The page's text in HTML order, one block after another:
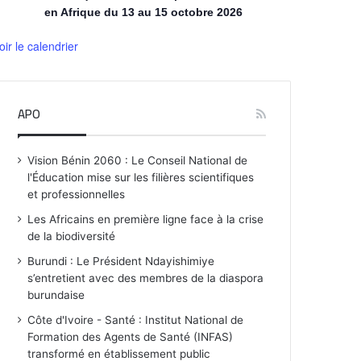
en Afrique du 13 au 15 octobre 2026
le calendrier
APO
Vision Bénin 2060 : Le Conseil National de
l'Éducation mise sur les filières scientifiques
et professionnelles
Les Africains en première ligne face à la crise
de la biodiversité
Burundi : Le Président Ndayishimiye
s’entretient avec des membres de la diaspora
burundaise
Côte d'Ivoire - Santé : Institut National de
Formation des Agents de Santé (INFAS)
transformé en établissement public